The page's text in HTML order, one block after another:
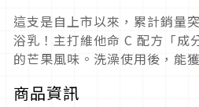
這支是自上市以來，累計銷量
浴乳！主打維他命 C 配方「成
的芒果風味。洗澡使用後，能
商品資訊